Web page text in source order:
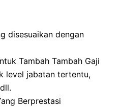
disesuaikan dengan
Tambah Tambah Gaji
level jabatan tertentu,
Berprestasi